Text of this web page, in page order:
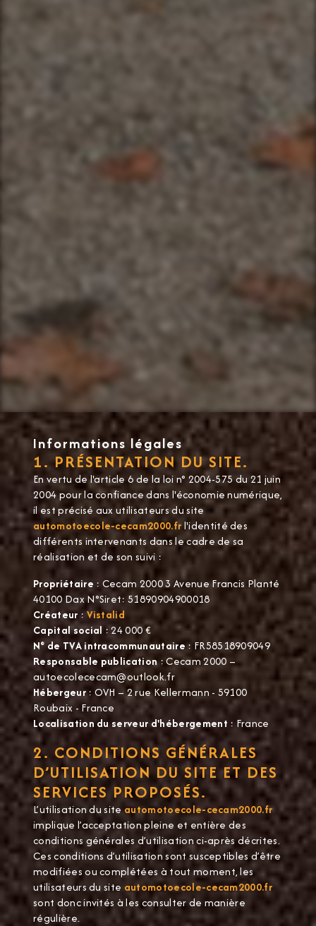
Informations légales
1. PRÉSENTATION DU SITE.
En vertu de l'article 6 de la loi n° 2004-575 du 21 juin
2004 pour la confiance dans l'économie numérique,
il est précisé aux utilisateurs du site
automotoecole-cecam2000.frl'identité des
différents intervenants dans le cadre de sa
réalisation et de son suivi :
Propriétaire : Cecam 2000 3 Avenue Francis Planté
40100 Dax N°Siret: 51890904900018
Créateur :Vistalid
Capital social : 24 000 €
N° de TVA intracommunautaire: FR58518909049
Responsable publication: Cecam 2000 –
autoecolececam@outlook.fr
Hébergeur: OVH – 2 rue Kellermann - 59100
Roubaix - France
Localisation du serveur d'hébergement : France
2. CONDITIONS GÉNÉRALES
D’UTILISATION DU SITE ET DES
SERVICES PROPOSÉS.
L’utilisation du site automotoecole-cecam2000.fr
implique l’acceptation pleine et entière des
conditions générales d’utilisation ci-après décrites.
Ces conditions d’utilisation sont susceptibles d’être
modifiées ou complétées à tout moment, les
utilisateurs du site automotoecole-cecam2000.fr
sont donc invités à les consulter de manière
régulière.